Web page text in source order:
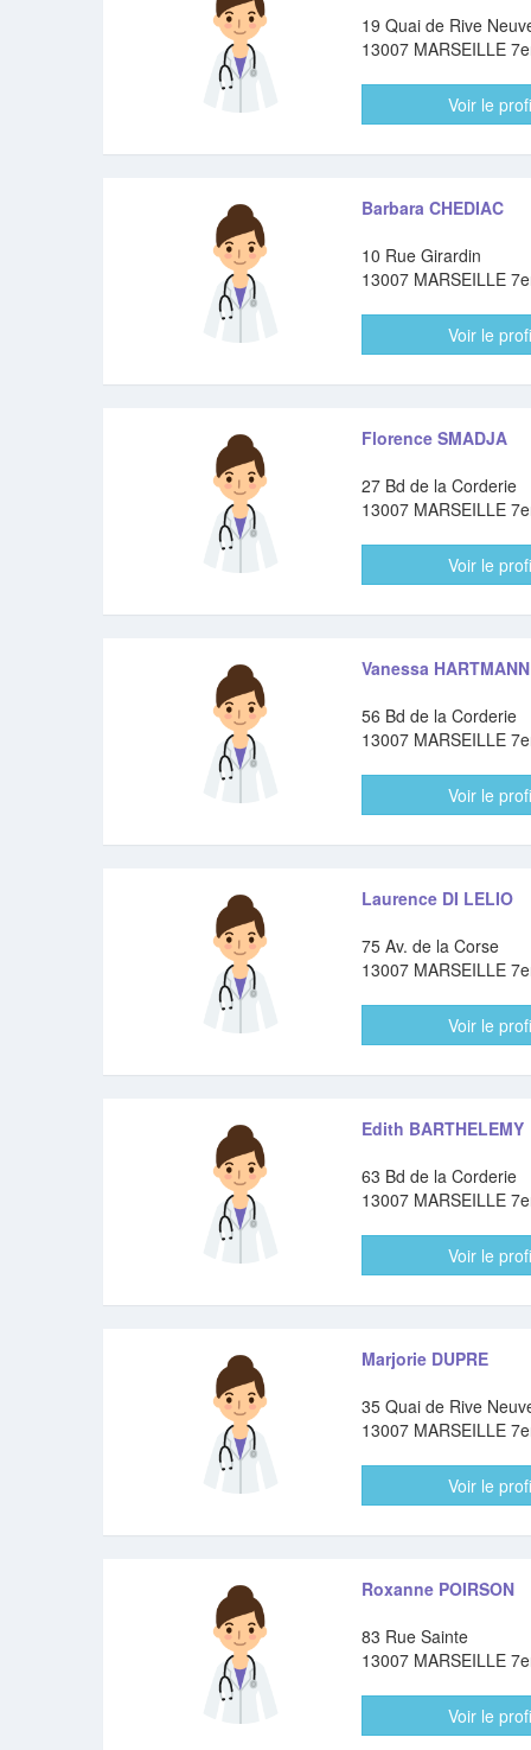
19 Quai de Rive
13007 MARSEILLE
Voir le
Barbara CHEDIAC
10 Rue Girardin
13007 MARSEILLE
Voir le
Florence SMADJA
27 Bd de la Corderie
13007 MARSEILLE
Voir le
Vanessa HARTMANN
56 Bd de la Corderie
13007 MARSEILLE
Voir le
Laurence DI LELIO
75 Av. de la Corse
13007 MARSEILLE
Voir le
Edith BARTHELEMY
63 Bd de la Corderie
13007 MARSEILLE
Voir le
Marjorie DUPRE
35 Quai de Rive
13007 MARSEILLE
Voir le
Roxanne POIRSON
83 Rue Sainte
13007 MARSEILLE
Voir le